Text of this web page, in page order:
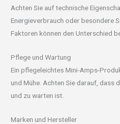
Achten Sie auf technische
Energieverbrauch oder besondere
Faktoren können den Unterschied
Pflege und Wartung
Ein pflegeleichtes Mini-Amps-
und Mühe. Achten Sie darauf, dass
und zu warten ist.
Marken und Hersteller